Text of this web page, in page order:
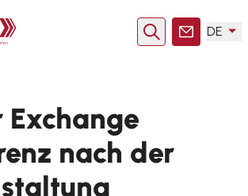
schließen SucheKontakt
DE
Exchange
nach der